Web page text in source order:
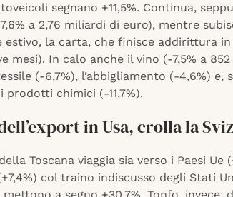
segnano +11,5%. Continua,
a 2,76 miliardi di euro), mentre
la carta, che finisce addirittura
mesi). In calo anche il vino (-7,5% a
(-6,7%), l’abbigliamento (-4,6%)
i prodotti chimici (-11,7%).
in Usa, crolla la
Toscana viaggia sia verso i Paesi
col traino indiscusso degli Stati